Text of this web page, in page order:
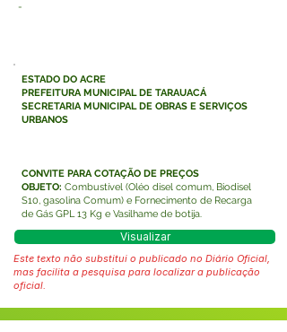
-
ESTADO DO ACRE
PREFEITURA MUNICIPAL DE TARAUACÁ
SECRETARIA MUNICIPAL DE OBRAS E SERVIÇOS
URBANOS
CONVITE PARA COTAÇÃO DE PREÇOS
OBJETO: Combustível (Oléo disel comum, Biodisel
S10, gasolina Comum) e Fornecimento de Recarga
de Gás GPL 13 Kg e Vasilhame de botija.
Visualizar
Este texto não substitui o publicado no Diário Oficial,
mas facilita a pesquisa para localizar a publicação
oficial.